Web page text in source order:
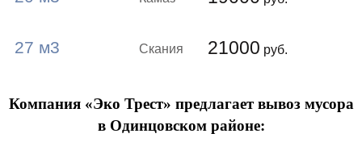
27 м3 Скания 21000 руб.
Компания «Эко Трест» предлагает вывоз мусора
в Одинцовском районе: